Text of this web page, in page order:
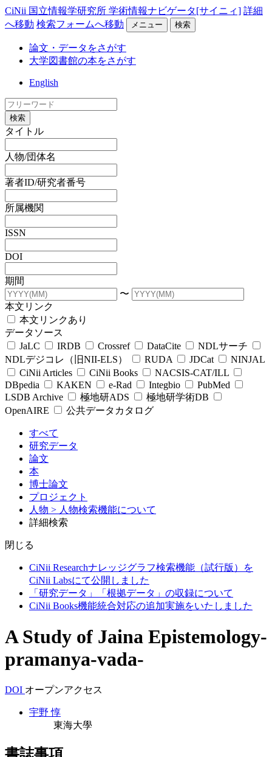
CiNii 国立情報学研究所 学術情報ナビゲータ[サイニィ] 詳細
へ移動 検索フォームへ移動 メニュー 検索
論文・データをさがす
大学図書館の本をさがす
English
検索
タイトル
人物/団体名
著者ID/研究者番号
所属機関
ISSN
DOI
期間
〜
本文リンク
本文リンクあり
データソース
JaLC
IRDB Crossref DataCite
NDLサーチ
NDLデジコレ（旧NII-ELS）
RUDA JDCat
NINJAL
CiNii Articles
CiNii Books
NACSIS-CAT/ILL
DBpedia
KAKEN e-Rad Integbio
PubMed
LSDB Archive
極地研ADS
極地研学術DB
OpenAIRE
公共データカタログ
すべて
研究データ
論文
本
博士論文
プロジェクト
人物 > 人物検索機能について
詳細検索
閉じる
CiNii Researchナレッジグラフ検索機能（試行版）を
CiNii Labsにて公開しました
「研究データ」「根拠データ」の収録について
CiNii Books機能統合対応の追加実施をいたしました
A Study of Jaina Epistemology-
pramanya-vada-
DOI オープンアクセス
宇野 惇
東海大學
書誌事項